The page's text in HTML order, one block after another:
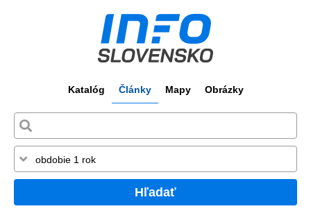
Katalóg Články Mapy Obrázky
Hľadať